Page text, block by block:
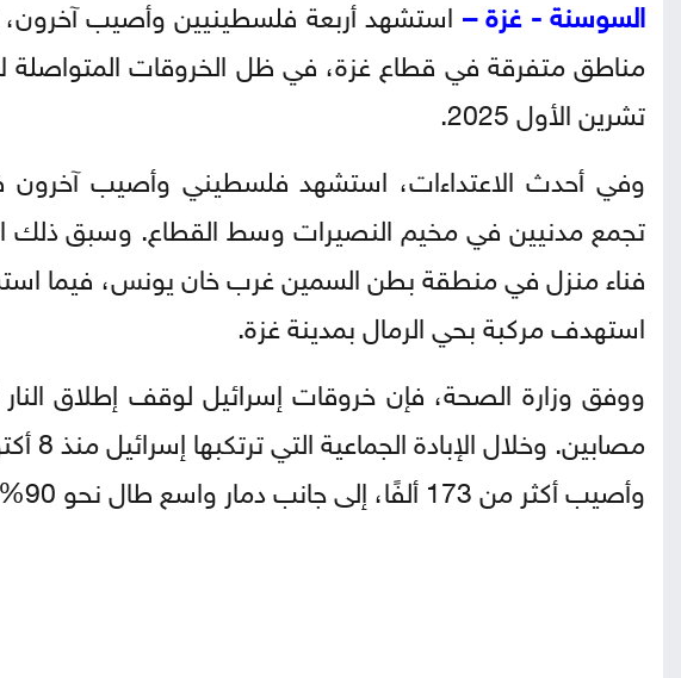
السوسنة -غزة – استشهد أربعة فلسطينيين وأصيب آخرون،
تشرين الأول 2025.
وفي أحدث الاعتداءات، استشهد فلسطيني وأصيب
تجمع مدنيين في مخيم النصيرات وسط القطاع. وسبق
فناء منزل في منطقة بطن السمين غرب خان يونس، فيما
استهدف مركبة بحي الرمال بمدينة غزة.
وأصيب أكثر من 173 ألفًا، إلى جانب دمار واسع طال نحو 90% من البنية التحتية المدنية في القطاع.